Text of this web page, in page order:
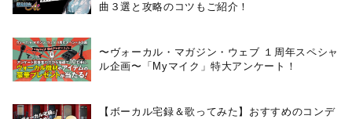
曲３選と攻略のコツもご紹介！
〜ヴォーカル・マガジン・ウェブ １周年スペシャ
ル企画〜「Myマイク」特大アンケート！
【ボーカル宅録＆歌ってみた】おすすめのコンデ